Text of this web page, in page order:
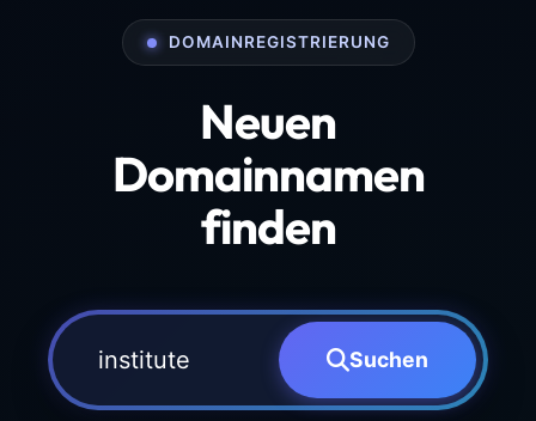
DOMAINREGISTRIERUNG
Neuen
Domainnamen
finden
Suchen